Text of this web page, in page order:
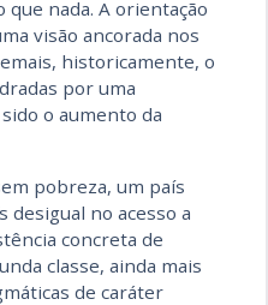
nada. A orientação
visão ancorada nos
historicamente, o
por uma
o aumento da
pobreza, um país
desigual no acesso a
concreta de
classe, ainda mais
de caráter